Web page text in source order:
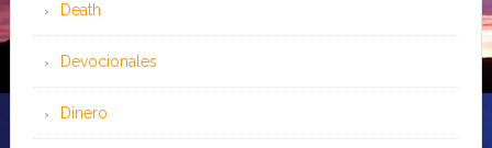
Death
Devocionales
Dinero